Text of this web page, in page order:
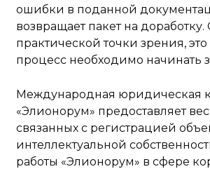
ошибки в поданной
возвращает пакет на доработку.
практической точки зрения, это
процесс необходимо начинать
Международная юридическая
«Элионорум» предоставляет
связанных с регистрацией
интеллектуальной
работы «Элионорум» в сфере